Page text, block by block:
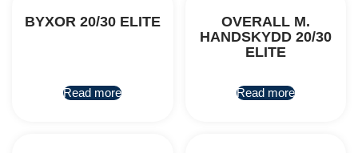
BYXOR 20/30 ELITE
Read more
OVERALL M.
HANDSKYDD 20/30
ELITE
Read more